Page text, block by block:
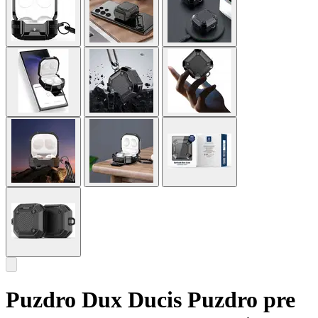
Puzdro Dux Ducis Puzdro pre